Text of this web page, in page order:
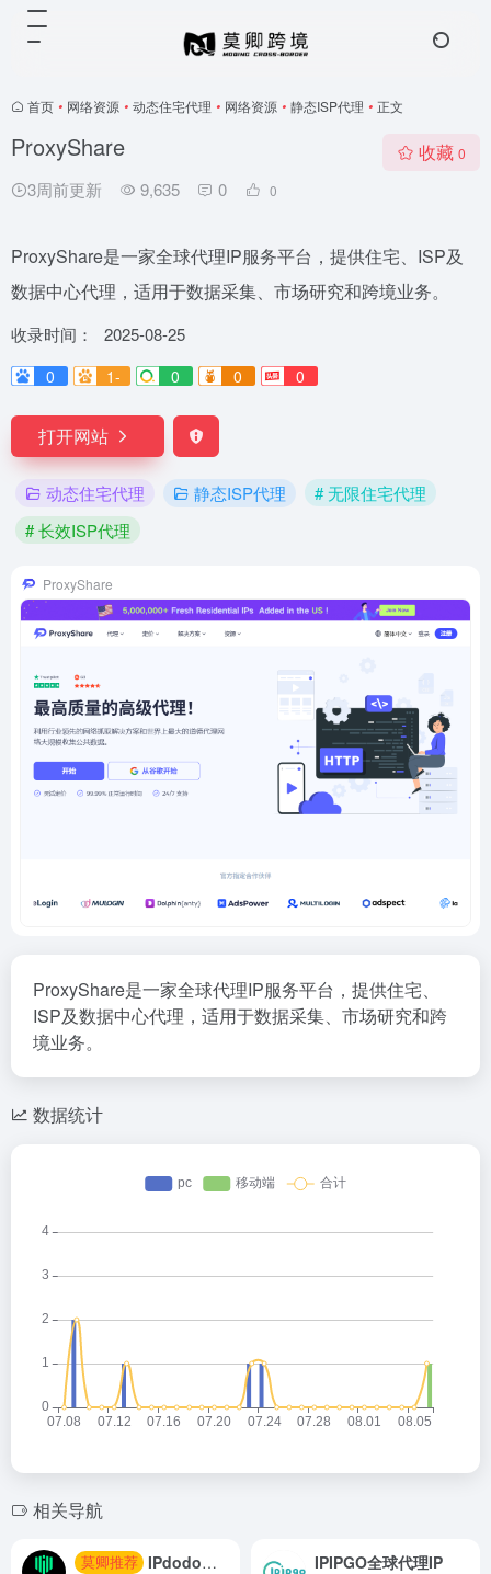
首页 • 网络资源 • 动态住宅代理 • 网络资源 • 静态ISP代理 • 正文
ProxyShare
3周前更新 9,635 0 0
收藏 0
ProxyShare是一家全球代理IP服务平台，提供住宅、ISP及
数据中心代理，适用于数据采集、市场研究和跨境业务。
收录时间： 2025-08-25
0 1- 0 0 0
打开网站
动态住宅代理 静态ISP代理
# 无限住宅代理
# 长效ISP代理
ProxyShare
ProxyShare是一家全球代理IP服务平台，提供住宅、
ISP及数据中心代理，适用于数据采集、市场研究和跨
境业务。
数据统计
相关导航
莫卿推荐 IPdodo全球网络代理 IPIPGO全球代理IP